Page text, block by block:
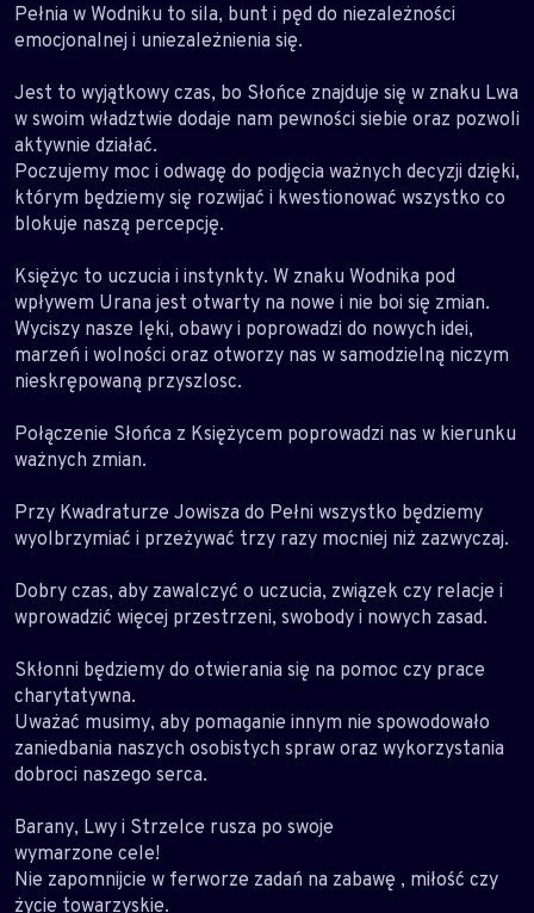
Pełnia w Wodniku to sila, bunt i pęd do niezależności
emocjonalnej i uniezależnienia się.
Jest to wyjątkowy czas, bo Słońce znajduje się w znaku Lwa
w swoim władztwie dodaje nam pewności siebie oraz pozwoli
aktywnie działać.
Poczujemy moc i odwagę do podjęcia ważnych decyzji dzięki,
którym będziemy się rozwijać i kwestionować wszystko co
blokuje naszą percepcję.
Księżyc to uczucia i instynkty. W znaku Wodnika pod
wpływem Urana jest otwarty na nowe i nie boi się zmian.
Wyciszy nasze lęki, obawy i poprowadzi do nowych idei,
marzeń i wolności oraz otworzy nas w samodzielną niczym
nieskrępowaną przyszlosc.
Połączenie Słońca z Księżycem poprowadzi nas w kierunku
ważnych zmian.
Przy Kwadraturze Jowisza do Pełni wszystko będziemy
wyolbrzymiać i przeżywać trzy razy mocniej niż zazwyczaj.
Dobry czas, aby zawalczyć o uczucia, związek czy relacje i
wprowadzić więcej przestrzeni, swobody i nowych zasad.
Skłonni będziemy do otwierania się na pomoc czy prace
charytatywna.
Uważać musimy, aby pomaganie innym nie spowodowało
zaniedbania naszych osobistych spraw oraz wykorzystania
dobroci naszego serca.
Barany, Lwy i Strzelce rusza po swoje
wymarzone cele!
Nie zapomnijcie w ferworze zadań na zabawę , miłość czy
życie towarzyskie.